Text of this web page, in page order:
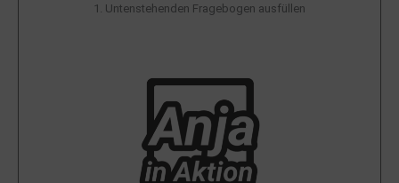
1. Untenstehenden Fragebogen ausfüllen